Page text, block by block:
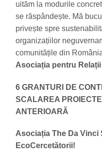
uităm la modurile
se răspândește. Mă
privește spre
organizațiilor
comunitățile din
Asociația pentru
6 GRANTURI DE
SCALAREA
ANTERIOARĂ
Asociația The Da Vinci
EcoCercetătorii!